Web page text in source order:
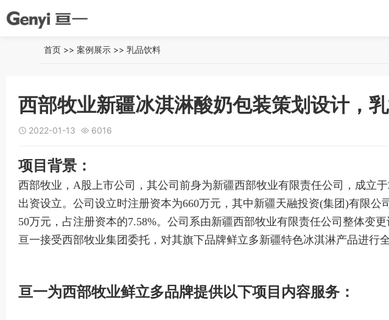
首页 >>案例展示 >>乳品饮料
西部牧业新疆冰淇淋酸奶包装策划设计，
 2022-01-13  6016
项目背景：
西部牧业，A股上市公司，其公司前身为新疆西部牧业有限责任公司，成立
出资设立。 公司设立时注册资本为660万元，其中新疆天融投资(集团)有限
50万元，占注册资本的7.58%。公司系由新疆西部牧业有限责任公司整体变更
亘一接受西部牧业集团委托，对其旗下品牌鲜立多新疆特色冰淇淋产品进行
亘一为西部牧业鲜立多品牌提供以下项目内容服务：